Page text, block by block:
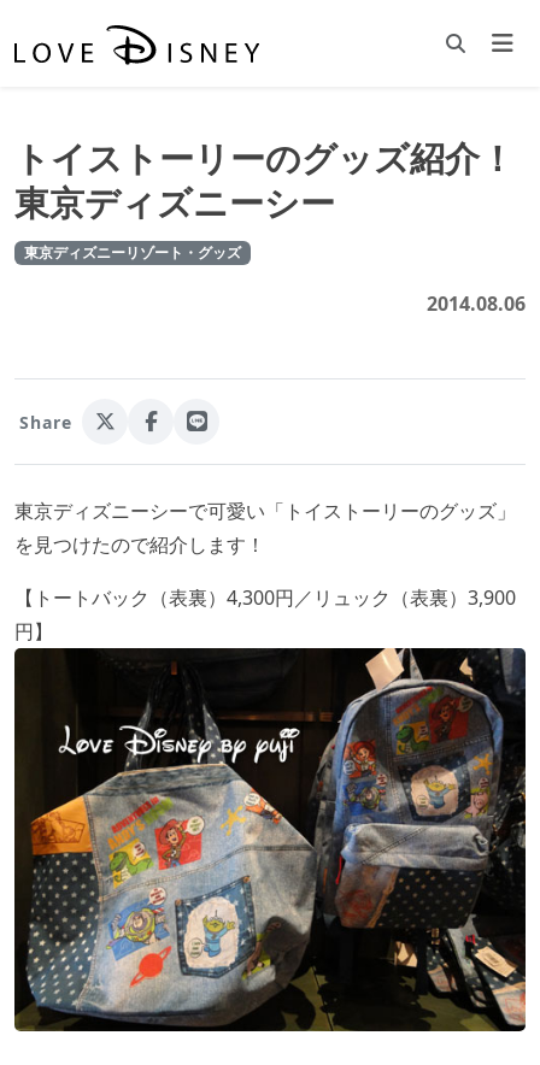
トイストーリーのグッズ紹介！
東京ディズニーシー
東京ディズニーリゾート・グッズ
2014.08.06
Share
東京ディズニーシーで可愛い「トイストーリーのグッズ」
を見つけたので紹介します！
【トートバック（表裏）4,300円／リュック（表裏）3,900
円】